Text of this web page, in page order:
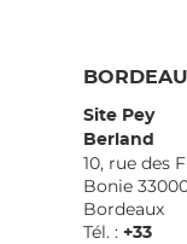
Site Pey
Berland
10, rue des
Bonie
Bordeaux
Tél. : +33